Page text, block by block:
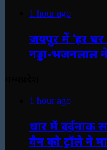
1 hour ago
जयपुर में ‘हर
नड्डा-भजनलाल
1 hour ago
धार में दर्दनाक
वैन को ट्रॉले ने